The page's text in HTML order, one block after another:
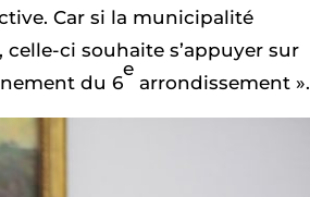
Car si la municipalité
ci souhaite s’appuyer sur
du 6
e
arrondissement ».